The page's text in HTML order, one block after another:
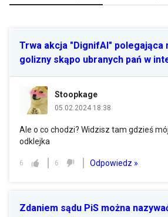
Trwa akcja "DignifAI" polegająca
golizny skąpo ubranych pań w
Stoopkage
05.02.2024 18:38
Ale o co chodzi? Widzisz tam gdzieś
odklejka
6 6 Odpowiedz »
Zdaniem sądu PiS można